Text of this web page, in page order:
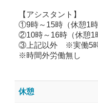
【アシスタント】
①9時～15時（休憩1
②10時～16時（休憩1
③上記以外 ※実働5
※時間外労働無し
休憩